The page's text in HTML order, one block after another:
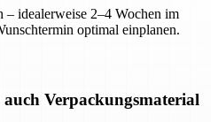
idealerweise 2–4 Wochen im
optimal einplanen.
Verpackungsmaterial